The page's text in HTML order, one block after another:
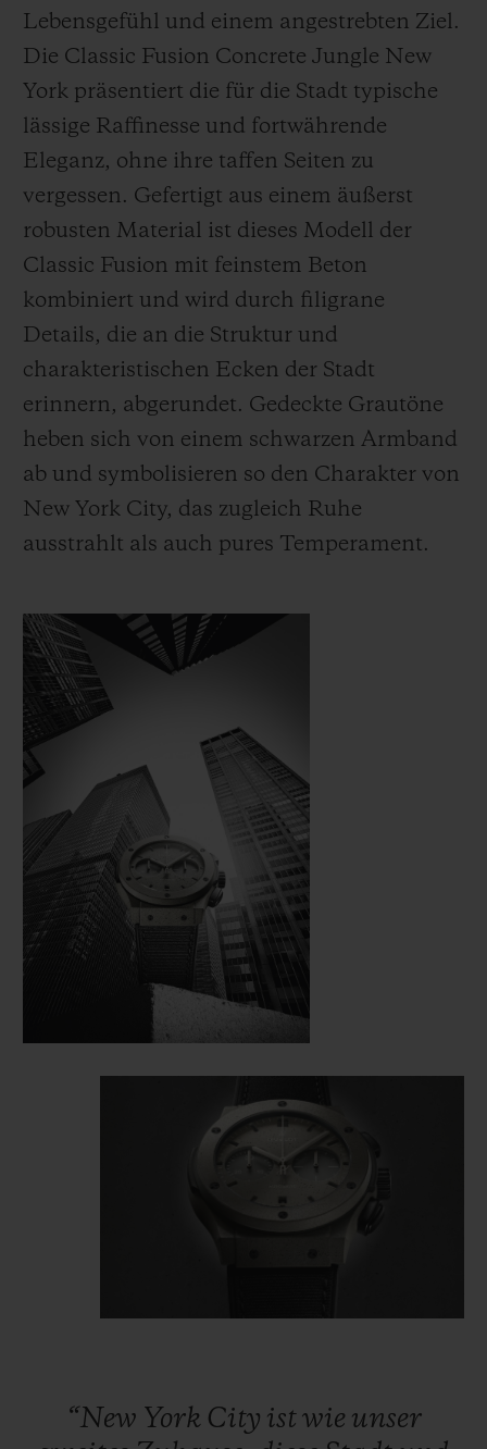
Lebensgefühl und einem angestrebten Ziel.
Die Classic Fusion Concrete Jungle New
York präsentiert die für die Stadt typische
lässige Raffinesse und fortwährende
Eleganz, ohne ihre taffen Seiten zu
vergessen. Gefertigt aus einem äußerst
robusten Material ist dieses Modell der
Classic Fusion mit feinstem Beton
kombiniert und wird durch filigrane
Details, die an die Struktur und
charakteristischen Ecken der Stadt
erinnern, abgerundet. Gedeckte Grautöne
heben sich von einem schwarzen Armband
ab und symbolisieren so den Charakter von
New York City, das zugleich Ruhe
ausstrahlt als auch pures Temperament.
“New York City istwie unser